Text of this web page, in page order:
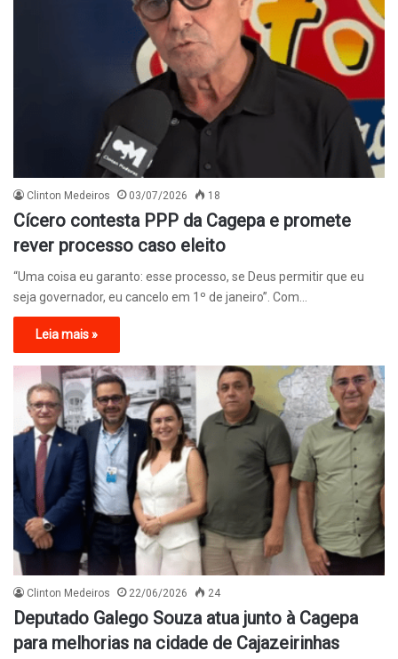
Clinton Medeiros 03/07/2026 18
Cícero contesta PPP da Cagepa e promete
rever processo caso eleito
“Uma coisa eu garanto: esse processo, se Deus permitir que eu
seja governador, eu cancelo em 1º de janeiro”. Com…
Leia mais »
Clinton Medeiros 22/06/2026 24
Deputado Galego Souza atua junto à Cagepa
para melhorias na cidade de Cajazeirinhas